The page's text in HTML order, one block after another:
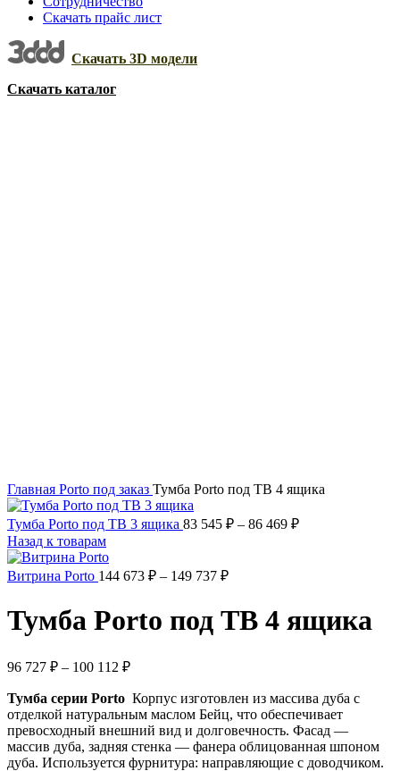
Скачать прайс лист
Скачать 3D модели
Скачать каталог
Главная Porto под заказ Тумба Porto под ТВ 4 ящика
Тумба Porto под ТВ 3 ящика 83 545 ₽ – 86 469 ₽
Назад к товарам
Витрина Porto 144 673 ₽ – 149 737 ₽
Тумба Porto под ТВ 4 ящика
96 727 ₽ – 100 112 ₽
Тумба серии Porto Корпус изготовлен из массива дуба с
отделкой натуральным маслом Бейц, что обеспечивает
превосходный внешний вид и долговечность. Фасад —
массив дуба, задняя стенка — фанера облицованная шпоном
дуба. Используется фурнитура: направляющие с доводчиком.